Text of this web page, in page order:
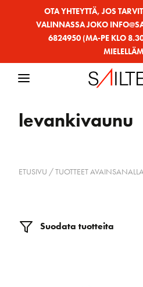
OTA YHTEYTTÄ, JOS
VALINNASSA JOKO
6824950 (MA-PE KLO
levankivaunu
ETUSIVU / TUOTTEET
Suodata tuotteita